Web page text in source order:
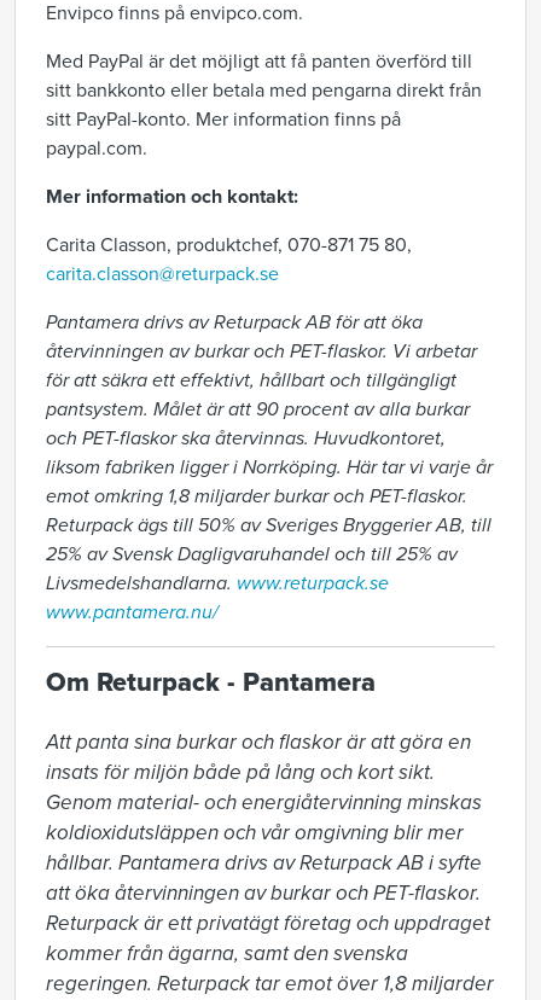
Envipco finns på envipco.com.
Med PayPal är det möjligt att få panten överförd till
sitt bankkonto eller betala med pengarna direkt från
sitt PayPal-konto. Mer information finns på
paypal.com.
Mer information och kontakt:
Carita Classon, produktchef, 070-871 75 80,
carita.classon@returpack.se
Pantamera drivs av Returpack AB för att öka
återvinningen av burkar och PET-flaskor. Vi arbetar
för att säkra ett effektivt, hållbart och tillgängligt
pantsystem. Målet är att 90 procent av alla burkar
och PET-flaskor ska återvinnas. Huvudkontoret,
liksom fabriken ligger i Norrköping. Här tar vi varje år
emot omkring 1,8 miljarder burkar och PET-flaskor.
Returpack ägs till 50% av Sveriges Bryggerier AB, till
25% av Svensk Dagligvaruhandel och till 25% av
Livsmedelshandlarna. www.returpack.se
www.pantamera.nu/
Om Returpack - Pantamera
Att panta sina burkar och flaskor är att göra en
insats för miljön både på lång och kort sikt.
Genom material- och energiåtervinning minskas
koldioxidutsläppen och vår omgivning blir mer
hållbar. Pantamera drivs av Returpack AB i syfte
att öka återvinningen av burkar och PET-flaskor.
Returpack är ett privatägt företag och uppdraget
kommer från ägarna, samt den svenska
regeringen. Returpack tar emot över 1,8 miljarder